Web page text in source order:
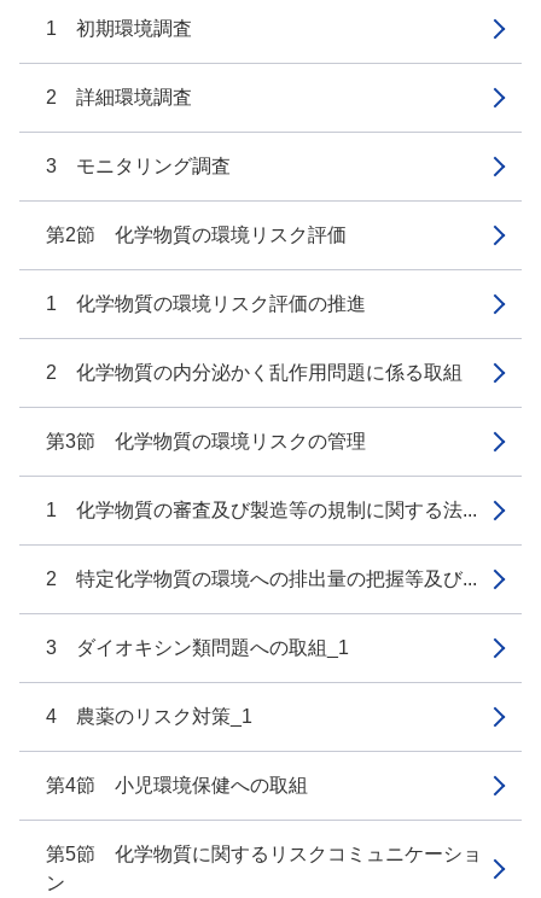
1 初期環境調査
2 詳細環境調査
3 モニタリング調査
第2節 化学物質の環境リスク評価
1 化学物質の環境リスク評価の推進
2 化学物質の内分泌かく乱作用問題に係る取組
第3節 化学物質の環境リスクの管理
1 化学物質の審査及び製造等の規制に関する法...
2 特定化学物質の環境への排出量の把握等及び...
3 ダイオキシン類問題への取組_1
4 農薬のリスク対策_1
第4節 小児環境保健への取組
第5節 化学物質に関するリスクコミュニケーショ
ン